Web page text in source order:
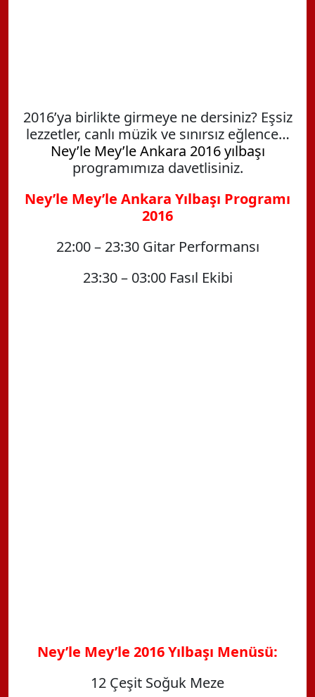
2016’ya birlikte girmeye ne dersiniz? Eşsiz
lezzetler, canlı müzik ve sınırsız eğlence…
Ney’le Mey’le Ankara 2016 yılbaşı
programımıza davetlisiniz.
Ney’le Mey’le Ankara Yılbaşı Programı
2016
22:00 – 23:30 Gitar Performansı
23:30 – 03:00 Fasıl Ekibi
Ney’le Mey’le 2016Yılbaşı Menüsü:
12 Çeşit Soğuk Meze